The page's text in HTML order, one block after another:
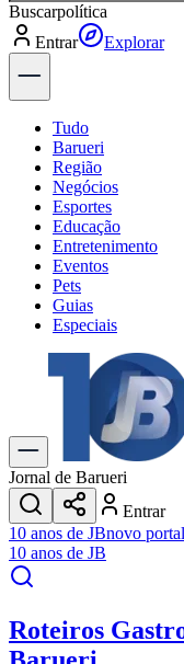
Buscarnotícias em Barue
Entrar
Explorar
Tudo
Barueri
Região
Negócios
Esportes
Educação
Entretenimento
Eventos
Pets
Guias
Especiais
Explore Tudo
Últimas Notícias
Previsão do Tempo
Trânsito e Rotas
Dia a Dia & Lazer
Transportes
Gastronomia
Cinema & Shows
JogosNovo
Para Sua Empresa
Anuncie no Portal
Cadastrar Empresa
Jornal de Barueri
Entrar